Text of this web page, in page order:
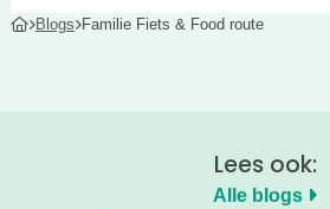
Blogs Familie Fiets & Food route
Lees ook:
Alle blogs